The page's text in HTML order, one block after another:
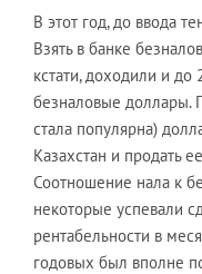
В этот год, до ввода
Взять в банке
кстати, доходили и до
безналовые доллары.
стала популярна)
Казахстан и продать
Соотношение нала к
некоторые успевали
рентабельности в
годовых был вполне